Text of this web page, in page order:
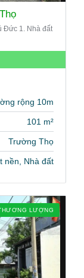
Đức 1. Nhà đất
rộng 10m
101 m²
Trường Thọ
nền, Nhà đất
LƯỢNG